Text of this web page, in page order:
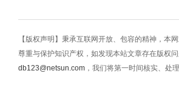
【版权声明】秉承互联网开放、包容的精神，本
尊重与保护知识产权，如发现本站文章存在版权
db123@netsun.com ，我们将第一时间核实、处理